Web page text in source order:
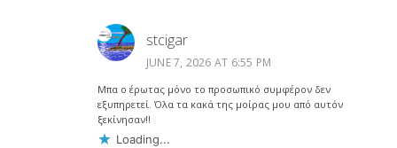
stcigar
JUNE 7, 2026 AT 6:55 PM
Μπα ο έρωτας μόνο το προσωπικό συμφέρον δεν
εξυπηρετεί. Όλα τα κακά της μοίρας μου από αυτόν
ξεκίνησαν!!
Loading...